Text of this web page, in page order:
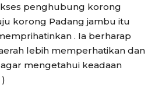
penghubung korong
korong Padang jambu itu
. Ia berharap
lebih memperhatikan dan
mengetahui keadaan